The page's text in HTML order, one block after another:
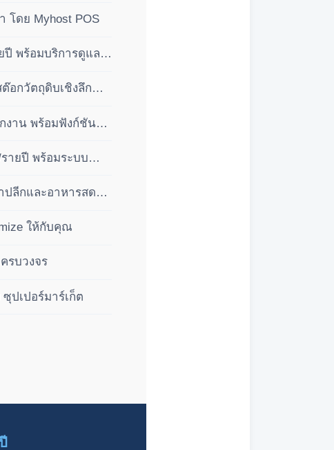
โดย Myhost POS
ปี พร้อมบริการดูแล
อกวัตถุดิบเชิงลึก
งาน พร้อมฟังก์ชัน
ายปี พร้อมระบบ
ปลีกและอาหารสด
ให้กับคุณ
รบวงจร
ปเปอร์มาร์เก็ต